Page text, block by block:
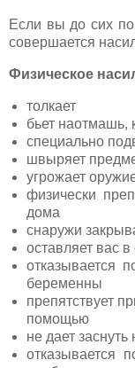
Если вы до сих
совершается
Физическое
толкает
бьет наотмашь,
специально
швыряет
угрожает
физически
дома
снаружи
оставляет вас
отказывается
беременны
препятствует
помощью
не дает заснуть
отказывается